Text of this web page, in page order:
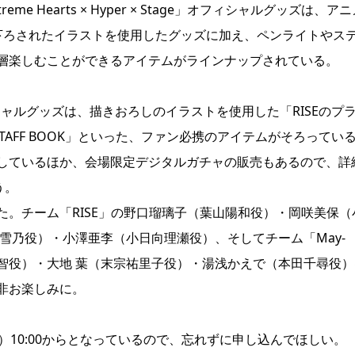
Hearts × Hyper × Stage」オフィシャルグッズは、アニ
されたイラストを使用したグッズに加え、ペンライトやス
しむことができるアイテムがラインナップされている。
グッズは、描きおろしのイラストを使用した「RISEのプ
BOOK」といった、ファン必携のアイテムがそろっている
いるほか、会場限定デジタルガチャの販売もあるので、詳
チーム「RISE」の野口瑠璃子（葉山陽和役）・岡咲美保
乃役）・小澤亜李（小日向理瀬役）、そしてチーム「May-
）・大地 葉（末宗祐里子役）・湯浅かえで（本田千尋役
楽しみに。
からとなっているので、忘れずに申し込んでほしい。